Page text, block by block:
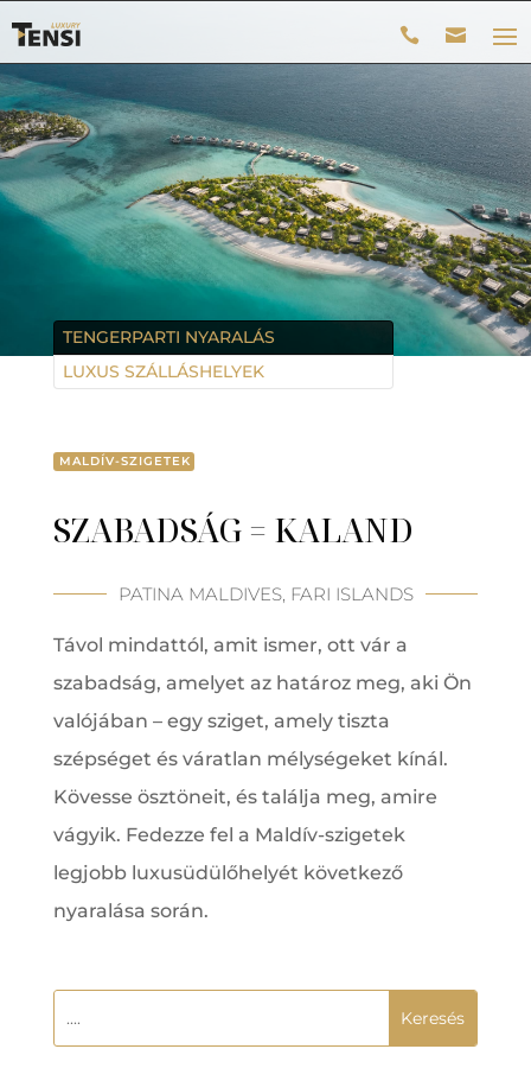
TENGERPARTI NYARALÁS
LUXUS SZÁLLÁSHELYEK
MALDÍV-SZIGETEK
SZABADSÁG = KALAND
PATINA MALDIVES, FARI ISLANDS
Távol mindattól, amit ismer, ott vár a
szabadság, amelyet az határoz meg, aki Ön
valójában – egy sziget, amely tiszta
szépséget és váratlan mélységeket kínál.
Kövesse ösztöneit, és találja meg, amire
vágyik. Fedezze fel a Maldív-szigetek
legjobb luxusüdülőhelyét következő
nyaralása során.